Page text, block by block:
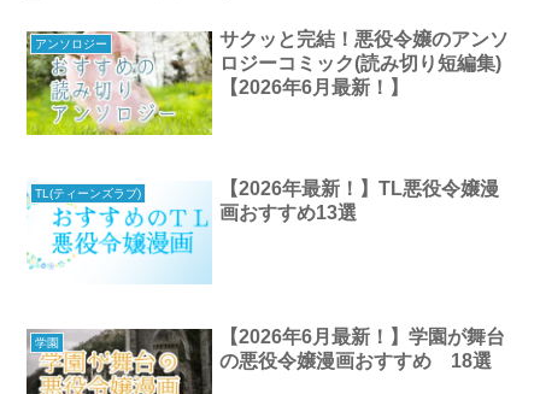
アンソロジー
サクッと完結！悪役令嬢のアンソ
ロジーコミック(読み切り短編集)
【2026年6月最新！】
TL(ティーンズラブ)
【2026年最新！】TL悪役令嬢漫
画おすすめ13選
学園
【2026年6月最新！】学園が舞台
の悪役令嬢漫画おすすめ 18選